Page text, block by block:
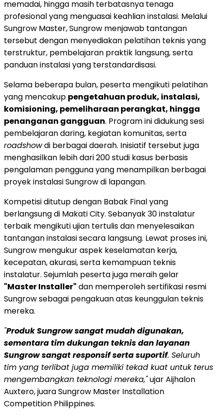
memadai, hingga masih terbatasnya tenaga
profesional yang menguasai keahlian instalasi. Melalui
Sungrow Master, Sungrow menjawab tantangan
tersebut dengan menyediakan pelatihan teknis yang
terstruktur, pembelajaran praktik langsung, serta
panduan instalasi yang terstandardisasi.
Selama beberapa bulan, peserta mengikuti pelatihan
yang mencakup pengetahuan produk, instalasi,
komisioning, pemeliharaan perangkat, hingga
penanganan gangguan. Program ini didukung sesi
pembelajaran daring, kegiatan komunitas, serta
roadshowdi berbagai daerah. Inisiatif tersebut juga
menghasilkan lebih dari 200 studi kasus berbasis
pengalaman pengguna yang menampilkan berbagai
proyek instalasi Sungrow di lapangan.
Kompetisi ditutup dengan Babak Final yang
berlangsung di Makati City. Sebanyak 30 instalatur
terbaik mengikuti ujian tertulis dan menyelesaikan
tantangan instalasi secara langsung. Lewat proses ini,
Sungrow mengukur aspek keselamatan kerja,
kecepatan, akurasi, serta kemampuan teknis
instalatur. Sejumlah peserta juga meraih gelar
"Master Installer" dan memperoleh sertifikasi resmi
Sungrow sebagai pengakuan atas keunggulan teknis
mereka.
"Produk Sungrow sangat mudah digunakan,
sementara tim dukungan teknis dan layanan
Sungrow sangat responsif serta suportif. Seluruh
tim yang terlibat juga memiliki tekad kuat untuk terus
mengembangkan teknologi mereka,"ujar Aijhalon
Auxtero, juara Sungrow Master Installation
Competition Philippines.